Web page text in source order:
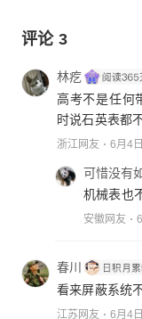
评论 3
林疙
高考不是任何
时说石英表都
浙江网友 6月4日
可惜没有
机械表也
安徽网友
春川
看来屏蔽系统
江苏网友 6月4日